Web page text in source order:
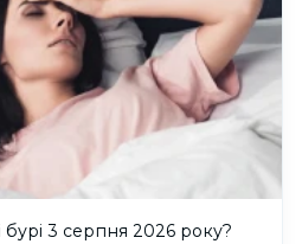
бурі 3 серпня 2026 року?